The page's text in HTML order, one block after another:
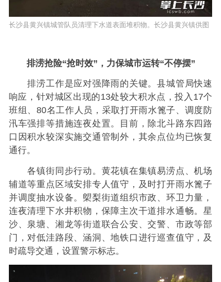
长沙县黄兴镇城管队员清理下水道表面堆积物。长沙县黄兴镇供图
排涝抢险“抢时效”，力保城市运转“不停摆”
排涝工作是应对强降雨的关键。县城管局快速
响应，针对城区出现的13处较大积水点，投入17个
班组、80名工作人员，采取打开雨水篦子、调度防
汛车强排等措施连夜处置。目前，除北斗路东四路
口因积水较深实施交通管制外，其余点位均已恢复
通行。
各镇街同步行动。黄花镇在集镇易涝点、机场
辅道等重点区域安排专人值守，及时打开雨水篦子
并调度抽水设备。㮾梨街道组织市政、环卫力量，
连夜清理下水井积物，保障主次干道排水通畅。星
沙、泉塘、湘龙等街道联合公安、交警、市政等部
门，对低洼路段、涵洞、地铁口进行巡查值守，及
时疏导交通，设置警示标志。